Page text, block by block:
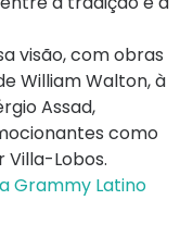
visão, com obras
William Walton, à
Assad,
como
Villa-Lobos.
Grammy Latino